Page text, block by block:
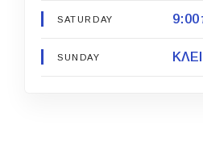
SATURDAY 9:00
SUNDAY